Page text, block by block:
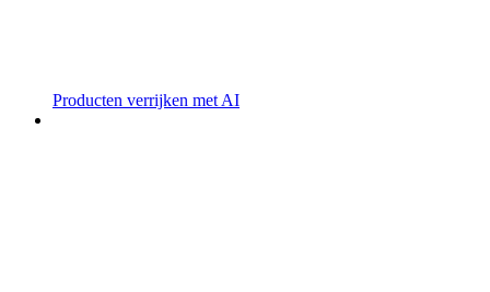
Producten verrijken met AI